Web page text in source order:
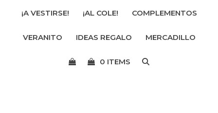
ocultar
menú
móvil
¡A VESTIRSE! ¡AL COLE! COMPLEMENTOS
VERANITO IDEAS REGALO MERCADILLO
0 ITEMS